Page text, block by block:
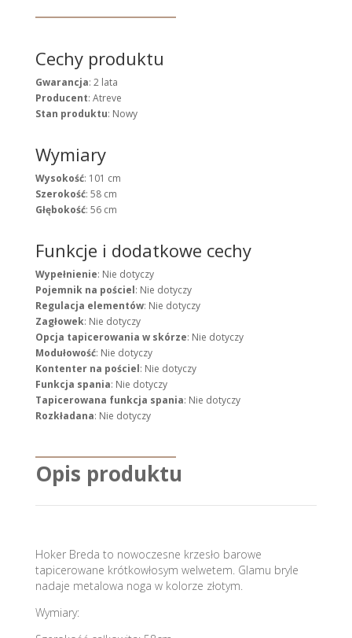
Cechy produktu
Gwarancja: 2 lata
Producent: Atreve
Stan produktu: Nowy
Wymiary
Wysokość: 101 cm
Szerokość: 58 cm
Głębokość: 56 cm
Funkcje i dodatkowe cechy
Wypełnienie: Nie dotyczy
Pojemnik na pościel: Nie dotyczy
Regulacja elementów: Nie dotyczy
Zagłowek: Nie dotyczy
Opcja tapicerowania w skórze: Nie dotyczy
Modułowość: Nie dotyczy
Kontenter na pościel: Nie dotyczy
Funkcja spania: Nie dotyczy
Tapicerowana funkcja spania: Nie dotyczy
Rozkładana: Nie dotyczy
Opis produktu
Hoker Breda to nowoczesne krzesło barowe
tapicerowane krótkowłosym welwetem. Glamu bryle
nadaje metalowa noga w kolorze złotym.
Wymiary: